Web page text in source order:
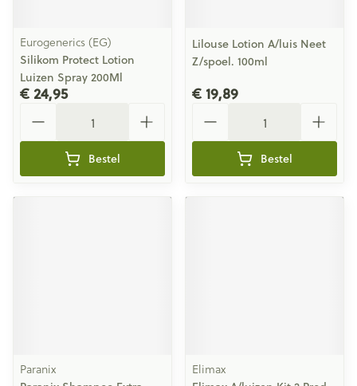
Eurogenerics (EG)
Silikom Protect Lotion
Luizen Spray 200Ml
€ 24,95
Bestel
Lilouse Lotion A/luis Neet
Z/spoel. 100ml
€ 19,89
Bestel
Paranix Elimax